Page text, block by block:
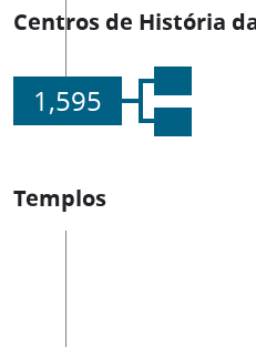
Centros de História
1,595
Templos